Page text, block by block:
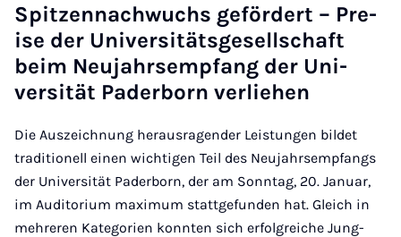
Spitzen­nachwuchs ge­fördert – Pre­
ise der Uni­versitäts­gesell­schaft
beim Neu­jahrsem­p­fang der Uni­
versität Pader­born ver­liehen
Die Auszeichnung herausragender Leistungen bildet
traditionell einen wichtigen Teil des Neujahrsempfangs
der Universität Paderborn, der am Sonntag, 20. Januar,
im Auditorium maximum stattgefunden hat. Gleich in
mehreren Kategorien konnten sich erfolgreiche Jung-